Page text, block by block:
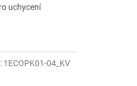
uchycení
1ECOPK01-04_KV